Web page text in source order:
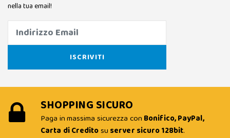
nella tua email!
SHOPPING SICURO
Paga in massima sicurezza con Bonifico, PayPal,
Carta di Creditosu server sicuro 128bit.